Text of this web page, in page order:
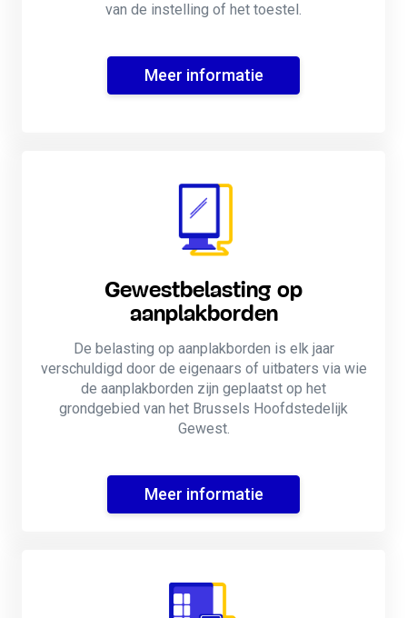
van de instelling of het toestel.
Meer informatie
Gewestbelasting op
aanplakborden
De belasting op aanplakborden is elk jaar
verschuldigd door de eigenaars of uitbaters via wie
de aanplakborden zijn geplaatst op het
grondgebied van het Brussels Hoofdstedelijk
Gewest.
Meer informatie